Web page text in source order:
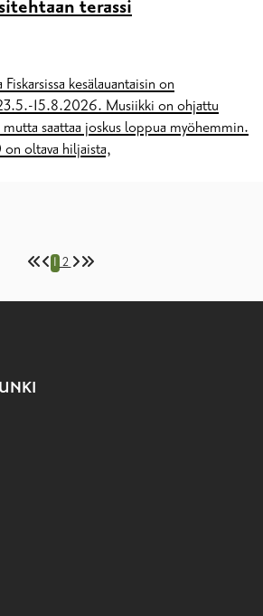
terassi
kesälauantaisin on
15.8.2026. Musiikki on ohjattu
saattaa joskus loppua myöhemmin.
oltava hiljaista,
12